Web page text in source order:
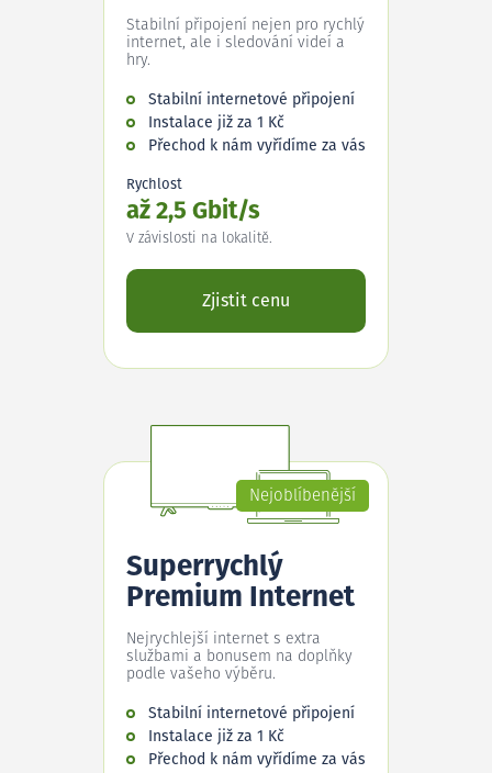
Stabilní připojení nejen pro rychlý
internet, ale i sledování videí a
hry.
Stabilní internetové připojení
Instalace již za 1 Kč
Přechod k nám vyřídíme za vás
Rychlost
až 2,5 Gbit/s
V závislosti na lokalitě.
Zjistit cenu
Nejoblíbenější
Superrychlý
Premium Internet
Nejrychlejší internet s extra
službami a bonusem na doplňky
podle vašeho výběru.
Stabilní internetové připojení
Instalace již za 1 Kč
Přechod k nám vyřídíme za vás